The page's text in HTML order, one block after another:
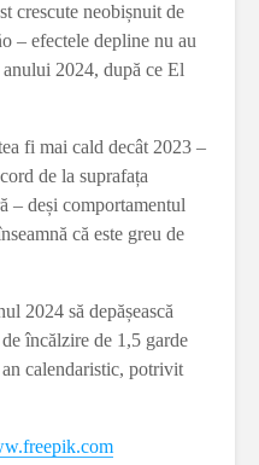
crescute neobișnuit de
– efectele depline nu au
2024, după ce El
fi mai cald decât 2023 –
de la suprafața
– deși comportamentul
că este greu de
2024 să depășească
încălzire de 1,5 garde
calendaristic, potrivit